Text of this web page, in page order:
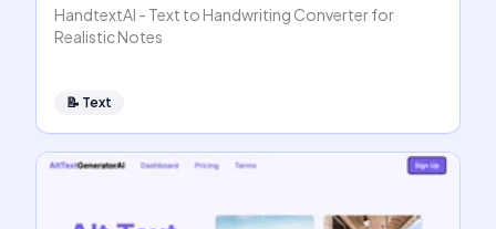
HandtextAI - Text to Handwriting Converter for
Realistic Notes
📝 Text